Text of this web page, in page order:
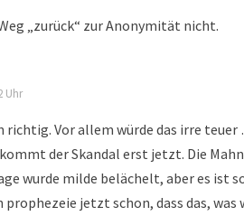
„zurück“ zur Anonymität nicht.
Uhr
richtig. Vor allem würde das irre
der Skandal erst jetzt. Die
wurde milde belächelt, aber es ist
prophezeie jetzt schon, dass das, was